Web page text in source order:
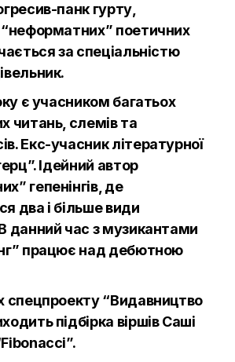
панк гурту,
“неформатних” поетичних
за спеціальністю
є учасником багатьох
читань, слемів та
Екс-учасник літературної
Ідейний автор
гепенінгів, де
два і більше види
данний час з музикантами
працює над дебютною
спецпроекту “Видавництво
підбірка віршів Саші